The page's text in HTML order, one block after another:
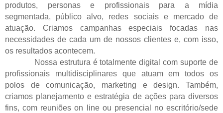
produtos, personas e profissionais para a mídia
segmentada, público alvo, redes sociais e mercado de
atuação. Criamos campanhas especiais focadas nas
necessidades de cada um de nossos clientes e, com isso,
os resultados acontecem.
Nossa estrutura é totalmente digital com suporte de
profissionais multidisciplinares que atuam em todos os
polos de comunicação, marketing e design. Também,
criamos planejamento e estratégia de ações para diversos
fins, com reuniões on line ou presencial no escritório/sede